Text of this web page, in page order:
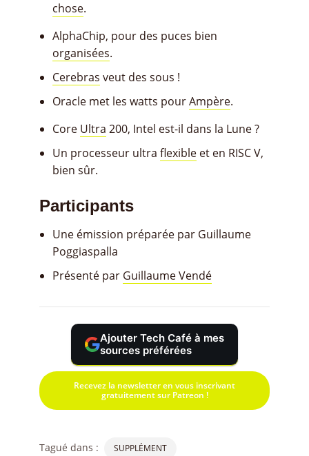
chose.
AlphaChip, pour des puces bien
organisées.
Cerebras veut des sous !
Oracle met les watts pourAmpère.
Core Ultra 200, Intel est-il dans la Lune ?
Un processeur ultra flexible et en RISC V,
bien sûr.
Participants
Une émission préparée par Guillaume
Poggiaspalla
Présenté par Guillaume Vendé
Ajouter Tech Café à mes
sources préférées
Recevez la newsletter en vous inscrivant
gratuitement sur Patreon !
Tagué dans : SUPPLÉMENT